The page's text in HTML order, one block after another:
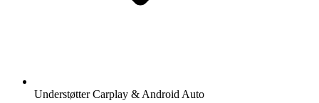
Understøtter Carplay & Android Auto